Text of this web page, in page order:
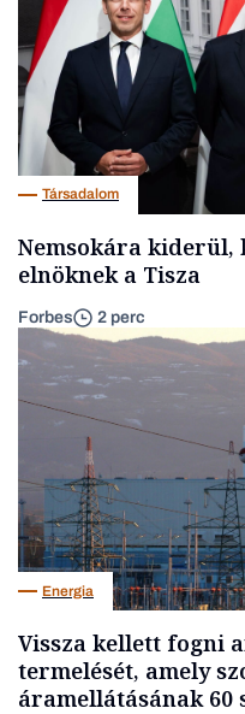
Társadalom
Nemsokára
elnöknek a Tisza
Forbes 2 perc
Energia
Vissza kellett fogni
termelését, amely
áramellátásának 60